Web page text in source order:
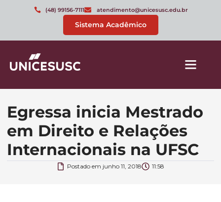
(48) 99156-7111 atendimento@unicesusc.edu.br
Sistema Acadêmico
Egressa inicia Mestrado
em Direito e Relações
Internacionais na UFSC
Postado em junho 11, 2018 11:58